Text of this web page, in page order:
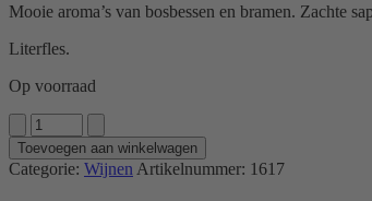
Mooie aroma’s van bosbessen en bramen. Zachte
Literfles.
Op voorraad
Klosterneuburg
St.
Leopold
Toevoegen aan winkelwagen
Categorie: Wijnen Artikelnummer: 1617